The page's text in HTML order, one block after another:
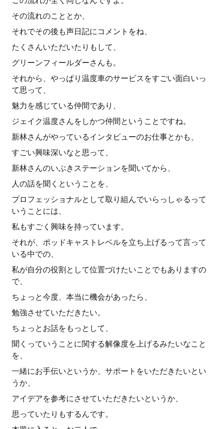
その流れのこととか、
それでその後も声日記にコメントをね、
たくさんいただいたりもして、
グリーンフィールダーさんも。
それから、やっぱり温度車のサービスをすごい面白いっ
て思って、
魅力を感じている仲間であり、
ジェイク温度さんをしかつ仲間ということですね。
新林さんがやっているインタビューのお仕事とかも、
すごい興味深いなと思って、
新林さんのいぶきステーションを聞いてから、
人の話を聞くということを、
プロフェッショナルとして取り組んでいらっしゃるって
いうことには、
私もすごく興味を持っています。
それが、ポッドキャストレベルを立ち上げるって言って
いる中での、
私が自分の役割として位置づけたいことでもありますの
で、
ちょっと今度、本当に機会があったら、
勉強させていただきたい。
ちょっとお話をもっとして、
聞くっていうことに関する解像度を上げるみたいなこと
を、
一緒にお手伝いというか、サポートをいただきたいとい
うか、
アイデアを参考にさせていただきたいというか、
思っていたりもするんです。